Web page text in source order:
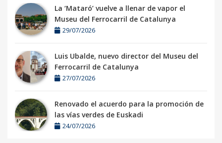
La ‘Mataró’ vuelve a llenar de vapor el
Museu del Ferrocarril de Catalunya
29/07/2026
Luis Ubalde, nuevo director del Museu del
Ferrocarril de Catalunya
27/07/2026
Renovado el acuerdo para la promoción de
las vías verdes de Euskadi
24/07/2026